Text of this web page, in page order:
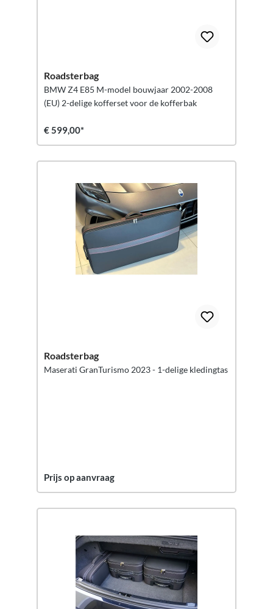
Roadsterbag
BMW Z4 E85 M-model bouwjaar 2002-2008
(EU) 2-delige kofferset voor de kofferbak
€ 599,00*
Roadsterbag
Maserati GranTurismo 2023 - 1-delige kledingtas
Prijs op aanvraag